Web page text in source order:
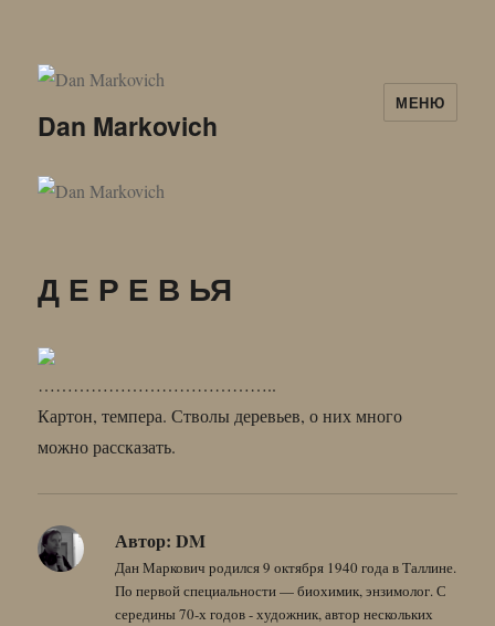
Dan Markovich
МЕНЮ
Д Е Р Е В ЬЯ
…………………………………..
Картон, темпера. Стволы деревьев, о них много
можно рассказать.
Автор: DM
Дан Маркович родился 9 октября 1940 года в Таллине.
По первой специальности — биохимик, энзимолог. С
середины 70-х годов - художник, автор нескольких